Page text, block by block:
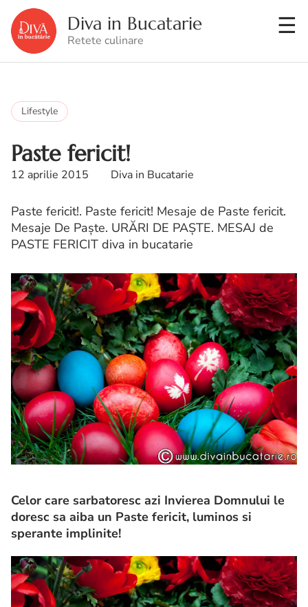
Diva in Bucatarie
Retete culinare
Lifestyle
Paste fericit!
12 aprilie 2015 Diva in Bucatarie
Paste fericit!. Paste fericit! Mesaje de Paste fericit.
Mesaje De Paște. URĂRI DE PAŞTE. MESAJ de
PASTE FERICIT diva in bucatarie
Celor care sarbatoresc azi Invierea Domnului le
doresc sa aiba un Paste fericit, luminos si
sperante implinite!